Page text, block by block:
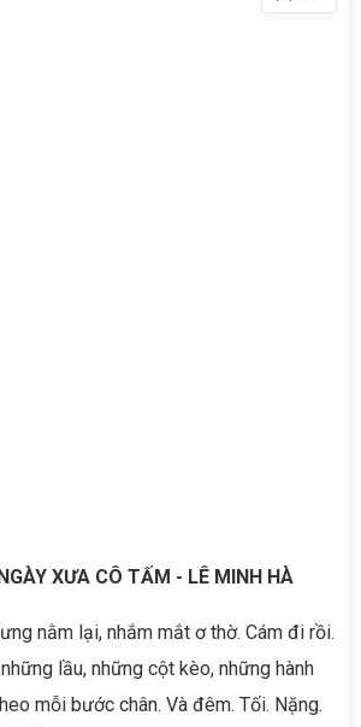
XƯA CÔ TẤM - LÊ MINH HÀ
nằm lại, nhắm mắt ơ thờ. Cám đi rồi.
lầu, những cột kèo, những hành
mỗi bước chân. Và đêm. Tối. Nặng.